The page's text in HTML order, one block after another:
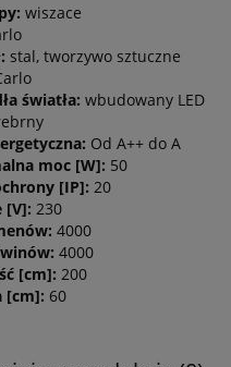
wiszace
stal, tworzywo sztuczne
światła: wbudowany LED
Od A++ do A
moc [W]: 50
[IP]: 20
[V]: 230
4000
4000
[cm]: 200
[cm]: 60